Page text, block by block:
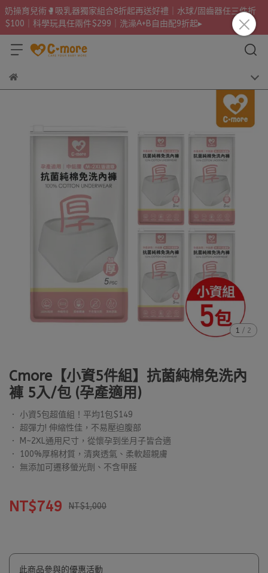
奶操育兒術🥊吸乳器獨家組合8折起再送好禮｜水球/固齒器任三件折
$100｜科學玩具任兩件$299｜洗澡A+B自由配9折起▸
1 / 2
Cmore【小資5件組】抗菌純棉免洗內
褲 5入/包 (孕產適用)
． 小資5包超值組！平均1包$149
． 超彈力! 伸縮性佳，不易壓迫腹部
． M~2XL通用尺寸，從懷孕到坐月子皆合適
． 100%厚棉材質，清爽透氣、柔軟超親膚
． 無添加可遷移螢光劑、不含甲醛
NT$749 NT$1,000
此商品參與的優惠活動